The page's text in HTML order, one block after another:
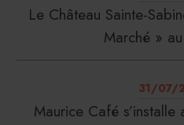
Le Château Sainte-
Marché »
31/07/
Maurice Café